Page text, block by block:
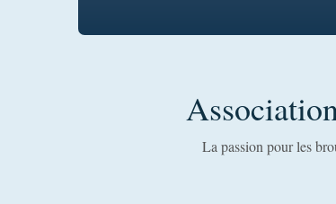
La passion pour les